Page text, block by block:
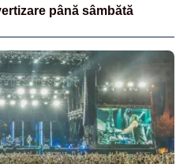
până sâmbătă